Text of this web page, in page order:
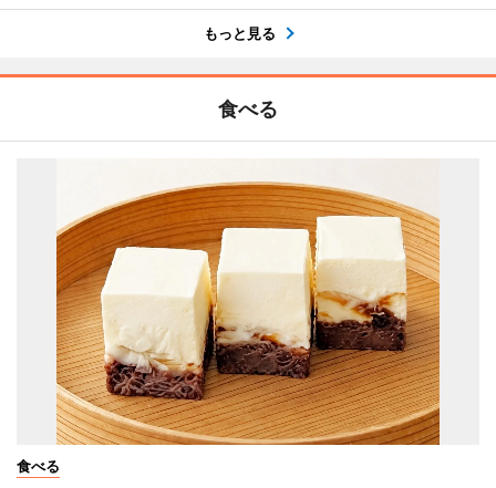
もっと見る
食べる
食べる